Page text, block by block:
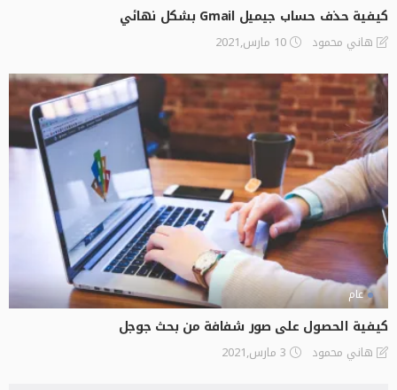
كيفية حذف حساب جيميل Gmail بشكل نهائي
هاني محمود 10 مارس,2021
عام
كيفية الحصول على صور شفافة من بحث جوجل
هاني محمود 3 مارس,2021